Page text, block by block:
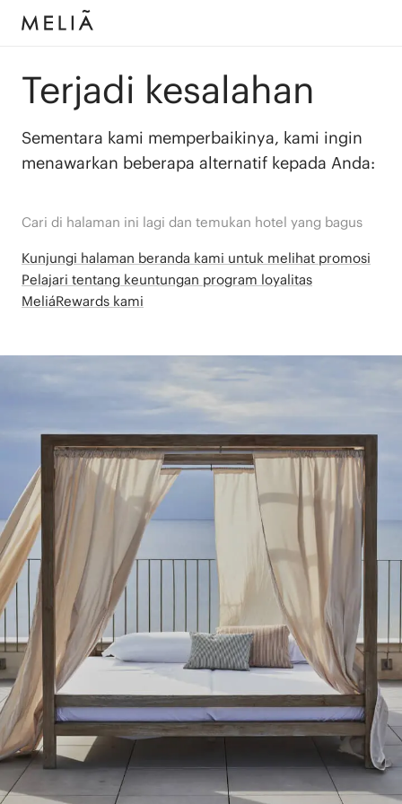
Terjadi kesalahan
Sementara kami memperbaikinya, kami ingin
menawarkan beberapa alternatif kepada Anda:
Cari di halaman ini lagi dan temukan hotel yang bagus
Kunjungi halaman beranda kami untuk melihat promosi
Pelajari tentang keuntungan program loyalitas
MeliáRewards kami